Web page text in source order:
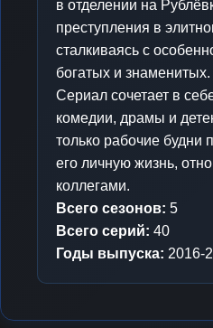
в отделении на
преступления в
сталкиваясь с
богатых и знаменитых.
Сериал сочетает в
комедии, драмы и
только рабочие будни
его личную жизнь,
коллегами.
Всего сезонов: 5
Всего серий: 40
Годы выпуска: 2016-